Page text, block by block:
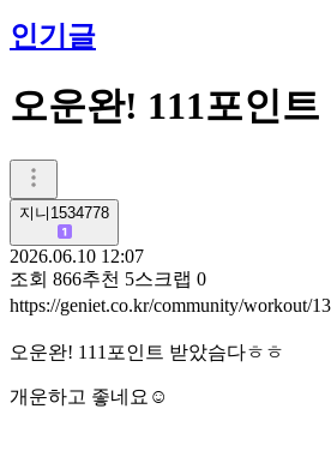
인기글
오운완! 111포인
지니1534778
2026.06.10 12:07
조회 866추천 5스크랩 0
https://geniet.co.kr/community/workout/
오운완! 111포인트 받았슴다ㅎㅎ
개운하고 좋네요☺️